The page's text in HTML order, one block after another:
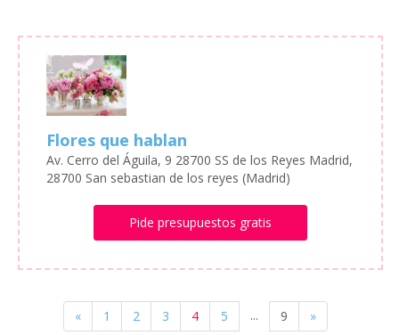
Flores que hablan
Av. Cerro del Águila, 9 28700 SS de los Reyes Madrid,
28700 San sebastian de los reyes (Madrid)
Pide presupuestos gratis
« 1 2 3 4 5 ... 9 »